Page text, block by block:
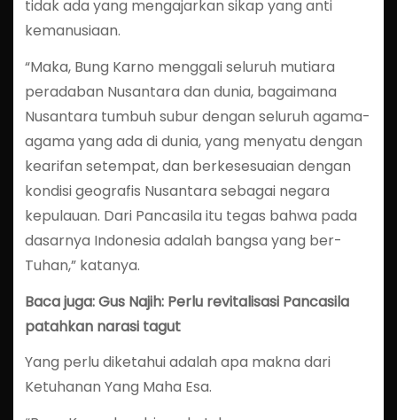
tidak ada yang mengajarkan sikap yang anti
kemanusiaan.
“Maka, Bung Karno menggali seluruh mutiara
peradaban Nusantara dan dunia, bagaimana
Nusantara tumbuh subur dengan seluruh agama-
agama yang ada di dunia, yang menyatu dengan
kearifan setempat, dan berkesesuaian dengan
kondisi geografis Nusantara sebagai negara
kepulauan. Dari Pancasila itu tegas bahwa pada
dasarnya Indonesia adalah bangsa yang ber-
Tuhan,” katanya.
Baca juga: Gus Najih: Perlu revitalisasi Pancasila
patahkan narasi tagut
Yang perlu diketahui adalah apa makna dari
Ketuhanan Yang Maha Esa.